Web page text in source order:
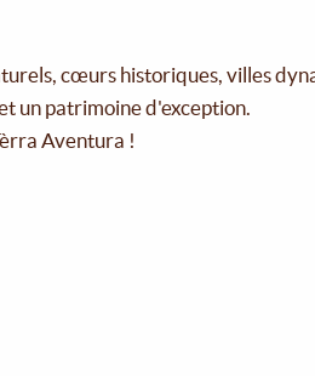
cœurs historiques, villes
un patrimoine d'exception.
Aventura !